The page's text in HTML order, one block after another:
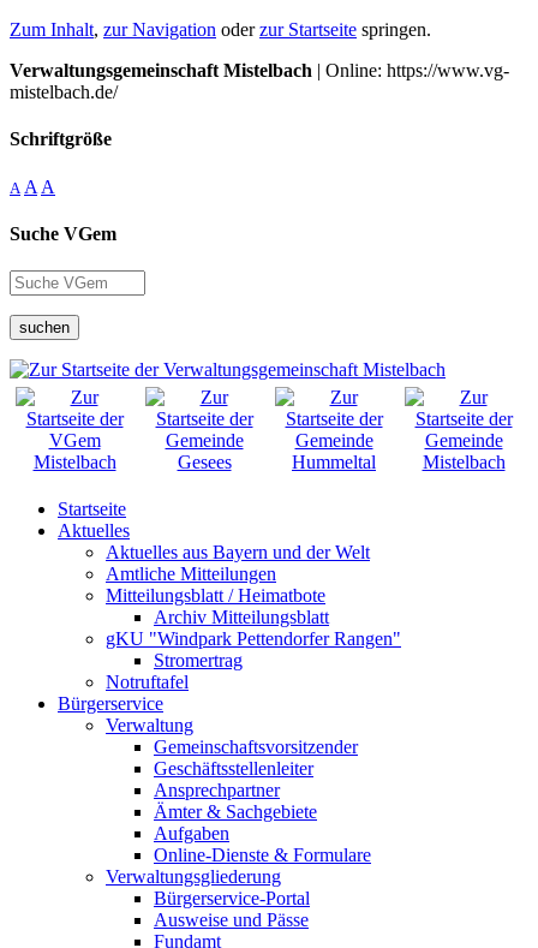
Zum Inhalt, zur Navigation oderzur Startseite springen.
Verwaltungsgemeinschaft Mistelbach | Online: https://www.vg-
mistelbach.de/
Schriftgröße
A A A
Suche VGem
suchen
Startseite
Aktuelles
Aktuelles aus Bayern und der Welt
Amtliche Mitteilungen
Mitteilungsblatt / Heimatbote
Archiv Mitteilungsblatt
gKU "Windpark Pettendorfer Rangen"
Stromertrag
Notruftafel
Bürgerservice
Verwaltung
Gemeinschaftsvorsitzender
Geschäftsstellenleiter
Ansprechpartner
Ämter & Sachgebiete
Aufgaben
Online-Dienste & Formulare
Verwaltungsgliederung
Bürgerservice-Portal
Ausweise und Pässe
Fundamt